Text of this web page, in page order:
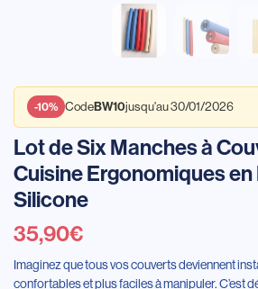
-10% CodeBW10jusqu'au 30/01/2026
Lot de Six Manches à
Cuisine Ergonomiques
Silicone
35,90€
Imaginez que tous vos couverts deviennent
confortables et plus faciles à manipuler. C’est